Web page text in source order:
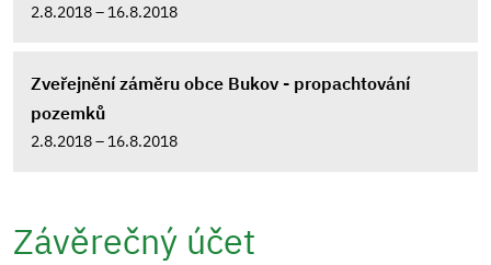
2.8.2018 – 16.8.2018
Zveřejnění záměru obce Bukov - propachtování
pozemků
2.8.2018 – 16.8.2018
Závěrečný účet